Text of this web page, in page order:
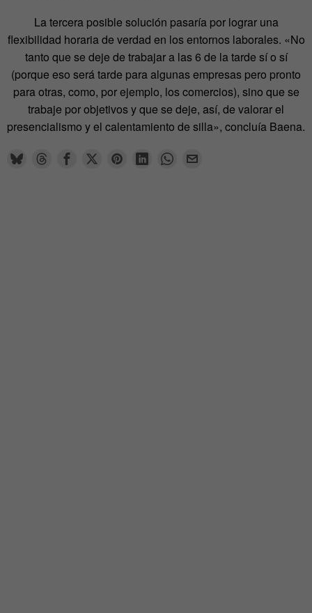
La tercera posible solución pasaría por lograr una
flexibilidad horaria de verdad en los entornos laborales. «No
tanto que se deje de trabajar a las 6 de la tarde sí o sí
(porque eso será tarde para algunas empresas pero pronto
para otras, como, por ejemplo, los comercios), sino que se
trabaje por objetivos y que se deje, así, de valorar el
presencialismo y el calentamiento de silla», concluía Baena.